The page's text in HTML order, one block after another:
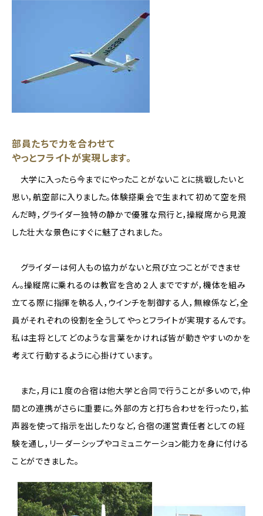
部員たちで力を合わせて
やっとフライトが実現します。
大学に入ったら今までにやったことがないことに挑戦したいと
思い，航空部に入りました。体験搭乗会で生まれて初めて空を飛
んだ時，グライダー独特の静かで優雅な飛行と，操縦席から見渡
した壮大な景色にすぐに魅了されました。
グライダーは何人もの協力がないと飛び立つことができませ
ん。操縦席に乗れるのは教官を含め２人までですが，機体を組み
立てる際に指揮を執る人，ウインチを制御する人，無線係など，全
員がそれぞれの役割を全うしてやっとフライトが実現するんです。
私は主将としてどのような言葉をかければ皆が動きやすいのかを
考えて行動するように心掛けています。
また，月に１度の合宿は他大学と合同で行うことが多いので，仲
間との連携がさらに重要に。外部の方と打ち合わせを行ったり，拡
声器を使って指示を出したりなど，合宿の運営責任者としての経
験を通し，リーダーシップやコミュニケーション能力を身に付ける
ことができました。